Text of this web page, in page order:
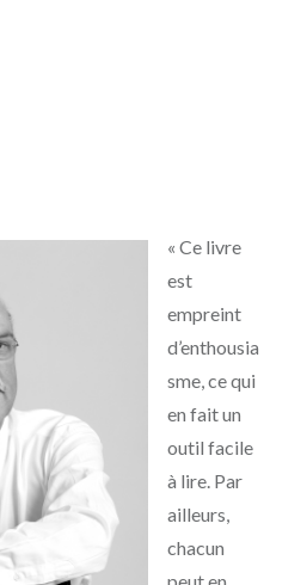
« Ce livre
est
empreint
d’enthousia
sme, ce qui
en fait un
outil facile
à lire. Par
ailleurs,
chacun